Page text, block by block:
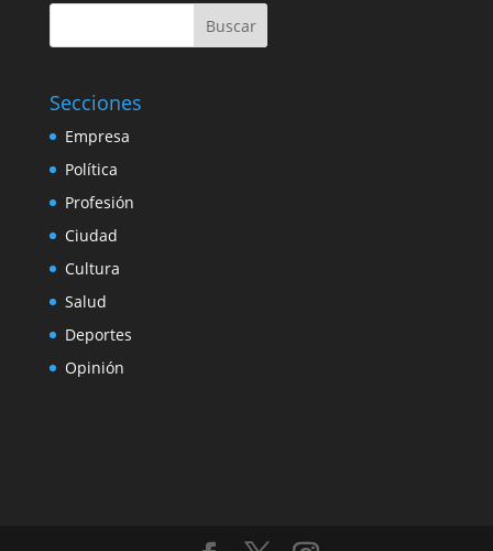
Buscar
Secciones
Empresa
Política
Profesión
Ciudad
Cultura
Salud
Deportes
Opinión